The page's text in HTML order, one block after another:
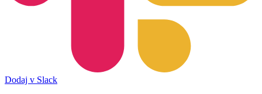
Dodaj v Slack